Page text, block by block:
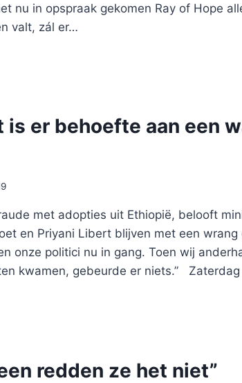
nu in opspraak gekomen Ray of Hope
valt, zál er…
is er behoefte aan een
met adopties uit Ethiopië, belooft
en Priyani Libert blijven met een wrang
onze politici nu in gang. Toen wij
kwamen, gebeurde er niets.”
redden ze het niet”